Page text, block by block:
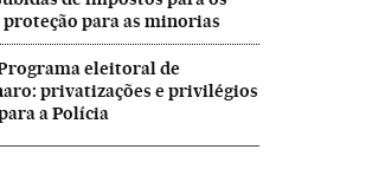
proteção para as minorias
eleitoral de
privatizações e privilégios
a Polícia